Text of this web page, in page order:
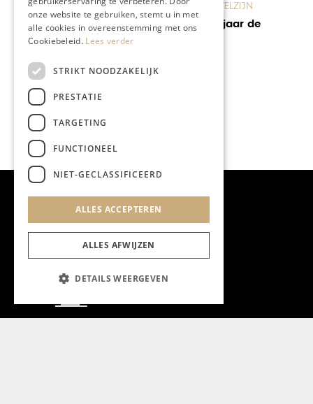
GEZONDHEID & WELZIJN
Ben ik volgend jaar de
onze website te gebruiken, stemt u in met
alle cookies in overeenstemming met ons
Cookiebeleid. Lees verder
STRIKT NOODZAKELIJK
PRESTATIE
TARGETING
FUNCTIONEEL
NIET-GECLASSIFICEERD
ALLES ACCEPTEREN
ALLES AFWIJZEN
DETAILS WEERGEVEN